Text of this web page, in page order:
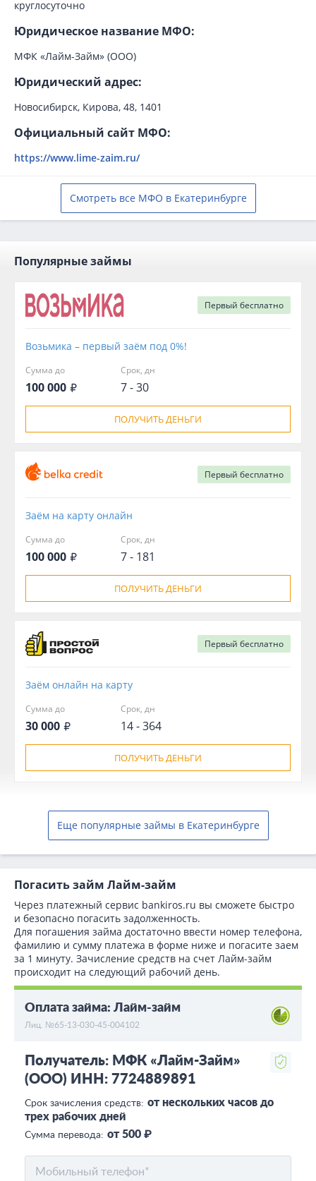
круглосуточно
Юридическое название МФО:
МФК «Лайм-Займ» (ООО)
Юридический адрес:
Новосибирск, Кирова, 48, 1401
Официальный сайт МФО:
https://www.lime-zaim.ru/
Смотреть все МФО в Екатеринбурге
Популярные займы
Первый бесплатно
Возьмика – первый заём под 0%!
Сумма до
100 000
Срок, дн
7 - 30
ПОЛУЧИТЬ ДЕНЬГИ
Первый бесплатно
Заём на карту онлайн
Сумма до
100 000
Срок, дн
7 - 181
ПОЛУЧИТЬ ДЕНЬГИ
Первый бесплатно
Заём онлайн на карту
Сумма до
30 000
Срок, дн
14 - 364
ПОЛУЧИТЬ ДЕНЬГИ
Еще популярные займы в Екатеринбурге
Погасить займ Лайм-займ
Через платежный сервис bаnkiros.ru вы сможете быстро
и безопасно погасить задолженность.
Для погашения займа достаточно ввести номер телефона,
фамилию и сумму платежа в форме ниже и погасите заем
за 1 минуту. Зачисление средств на счет Лайм-займ
происходит на следующий рабочий день.